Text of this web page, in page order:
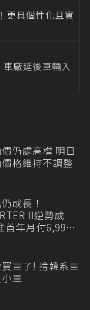
更具個性化且實
廠延後車輛入
仍處高檔 明日
格維持不調整
成長！
II逆勢成
首年月付6,999
車了! 捨韓系車
車